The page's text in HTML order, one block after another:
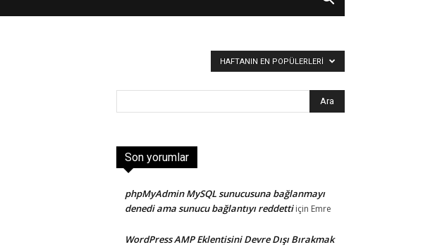
HAFTANIN EN POPÜLERLERI
Son yorumlar
phpMyAdmin MySQL sunucusuna bağlanmayı
denedi ama sunucu bağlantıyı reddettiiçin Emre
WordPress AMP Eklentisini Devre Dışı Bırakmak